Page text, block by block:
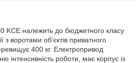
KCE належить до бюджетного класу
з воротами об'єктів приватного
400 кг. Електропривод
інтенсивність роботи, має корпус із